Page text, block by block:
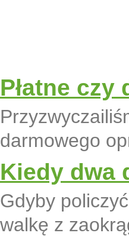
Płatne czy
darmowego
Kiedy dwa
Gdyby
walkę z